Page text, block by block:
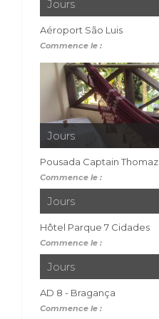
Jours
Aéroport São Luis
Commence le :
Jours
Pousada Captain Thomaz
Commence le :
Jours
Hôtel Parque 7 Cidades
Commence le :
Jours
AD 8 - Bragança
Commence le :